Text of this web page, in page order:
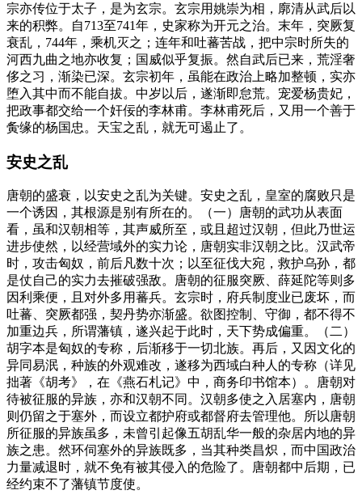
宗亦传位于太子，是为玄宗。玄宗用姚崇为相，廓清从武后以
来的积弊。自713至741年，史家称为开元之治。末年，突厥复
衰乱，744年，乘机灭之；连年和吐蕃苦战，把中宗时所失的
河西九曲之地亦收复；国威似乎复振。然自武后已来，荒淫奢
侈之习，渐染已深。玄宗初年，虽能在政治上略加整顿，实亦
堕入其中而不能自拔。中岁以后，遂渐即怠荒。宠爱杨贵妃，
把政事都交给一个奸佞的李林甫。李林甫死后，又用一个善于
夤缘的杨国忠。天宝之乱，就无可遏止了。
安史之乱
唐朝的盛衰，以安史之乱为关键。安史之乱，皇室的腐败只是
一个诱因，其根源是别有所在的。（一）唐朝的武功从表面
看，虽和汉朝相等，其声威所至，或且超过汉朝，但此乃世运
进步使然，以经营域外的实力论，唐朝实非汉朝之比。汉武帝
时，攻击匈奴，前后凡数十次；以至征伐大宛，救护乌孙，都
是仗自己的实力去摧破强敌。唐朝的征服突厥、薛延陀等则多
因利乘便，且对外多用蕃兵。玄宗时，府兵制度业已废坏，而
吐蕃、突厥都强，契丹势亦渐盛。欲图控制、守御，都不得不
加重边兵，所谓藩镇，遂兴起于此时，天下势成偏重。（二）
胡字本是匈奴的专称，后渐移于一切北族。再后，又因文化的
异同易泯，种族的外观难改，遂移为西域白种人的专称（详见
拙著《胡考》，在《燕石札记》中，商务印书馆本）。唐朝对
待被征服的异族，亦和汉朝不同。汉朝多使之入居塞内，唐朝
则仍留之于塞外，而设立都护府或都督府去管理他。所以唐朝
所征服的异族虽多，未曾引起像五胡乱华一般的杂居内地的异
族之患。然环伺塞外的异族既多，当其种类昌炽，而中国政治
力量减退时，就不免有被其侵入的危险了。唐朝都中后期，已
经约束不了藩镇节度使。